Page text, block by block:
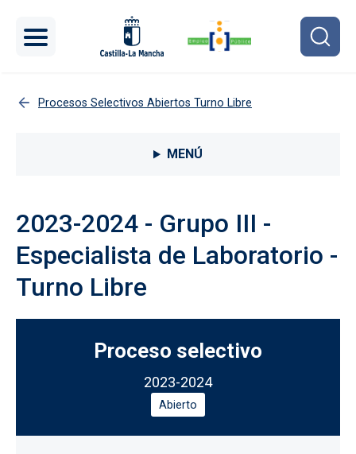
Procesos Selectivos Abiertos Turno Libre
Menú lateral Procesos selectivos
MENÚ
2023-2024 - Grupo III -
Especialista de Laboratorio -
Turno Libre
Proceso selectivo
2023-2024
Abierto